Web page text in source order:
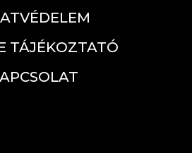
TÁJÉKOZTATÓ